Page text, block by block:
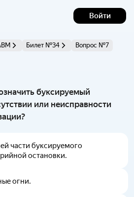
Войти
Билет №34 Вопрос №7
буксируемый
или неисправности
части буксируемого
остановки.
огни.